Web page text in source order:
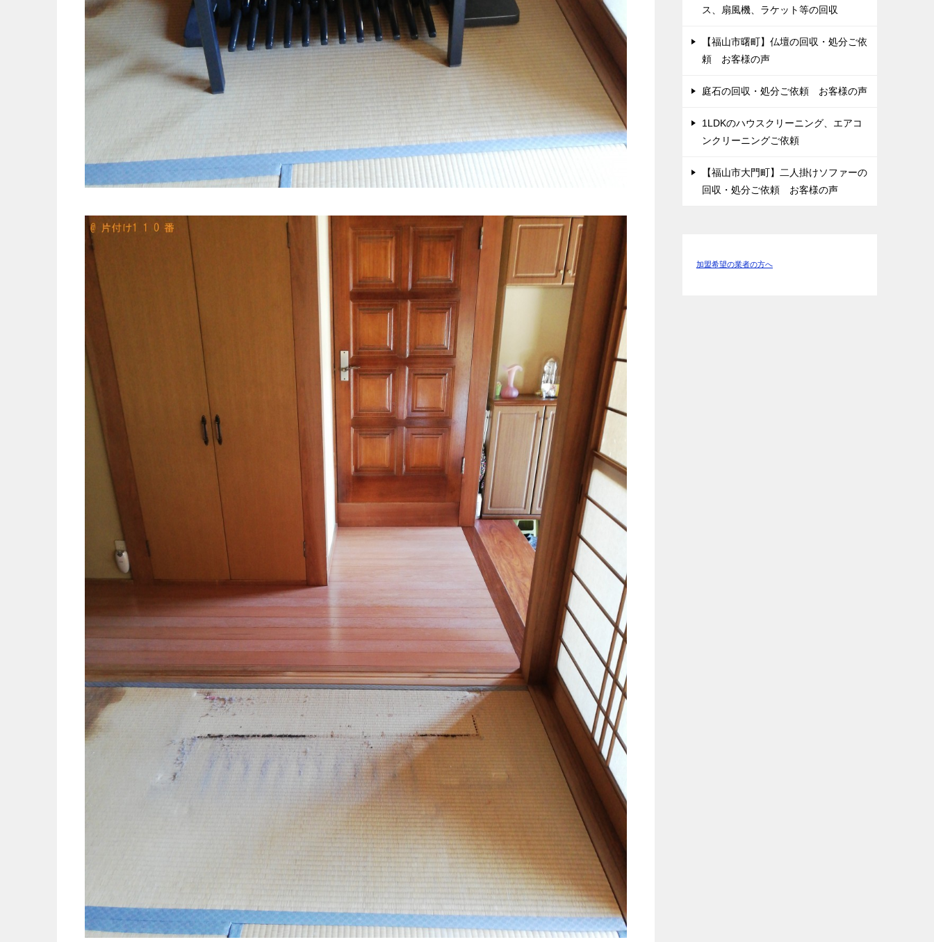
ス、扇風機、ラケット等の回収
【福山市曙町】仏壇の回収・処分ご依
頼 お客様の声
庭石の回収・処分ご依頼 お客様の声
1LDKのハウスクリーニング、エアコ
ンクリーニングご依頼
【福山市大門町】二人掛けソファーの
回収・処分ご依頼 お客様の声
加盟希望の業者の方へ